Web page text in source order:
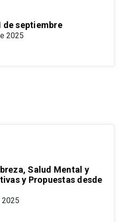
de septiembre
2025
Salud Mental y
y Propuestas desde
2025